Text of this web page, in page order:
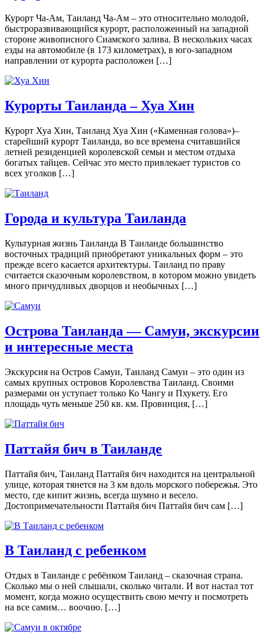
Курорт Ча-Ам, Таиланд Ча-Ам – это относительно молодой,
быстроразвивающийся курорт, расположенный на западной
стороне живописного Сиамского залива. В нескольких часах
езды на автомобиле (в 173 километрах), в юго-западном
направлении от курорта расположен […]
Курорты Таиланда – Хуа Хин
Курорт Хуа Хин, Таиланд Хуа Хин («Каменная голова»)–
старейший курорт Таиланда, во все времена считавшийся
летней резиденцией королевской семьи и местом отдыха
богатых тайцев. Сейчас это место привлекает туристов со
всех уголков […]
Города и культура Таиланда
Культурная жизнь Таиланда В Таиланде большинство
восточных традиций приобретают уникальных форм – это
прежде всего касается архитектуры. Таиланд по праву
считается сказочным королевством, в котором можно увидеть
много причудливых дворцов и необычных […]
Острова Таиланда — Самуи, экскурсии
и интересные места
Экскурсия на Остров Самуи, Таиланд Самуи – это один из
самых крупных островов Королевства Таиланд. Своими
размерами он уступает только Ко Чангу и Пхукету. Его
площадь чуть меньше 250 кв. км. Провинция, […]
Паттайя бич в Таиланде
Паттайя бич, Таиланд Паттайя бич находится на центральной
улице, которая тянется на 3 км вдоль морского побережья. Это
место, где кипит жизнь, всегда шумно и весело.
Достопримечательности Паттайя бич Паттайя бич сам […]
В Таиланд с ребенком
Отдых в Таиланде с ребёнком Таиланд – сказочная страна.
Сколько мы о ней слышали, сколько читали. И вот настал тот
момент, когда можно осуществить свою мечту и посмотреть
на все самим… воочию. […]